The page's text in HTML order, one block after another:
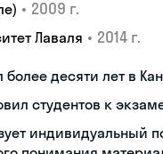
• 2009 г.
Лаваля • 2014 г.
более десяти лет в
студентов к
индивидуальный